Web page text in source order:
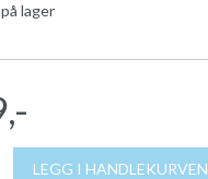
lager
LEGG I HANDLEKURVEN